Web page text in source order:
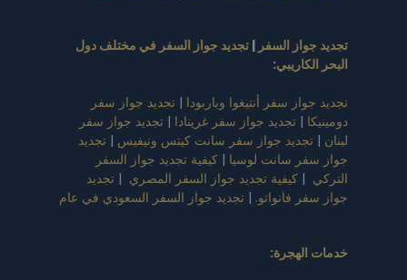
تجديد جواز السفر | تجديد جواز السفر في مختلف دول
البحر الكاريبي:
تجديد جواز سفر أنتيغوا وباربودا | تجديد جواز سفر
دومينيكا | تجديد جواز سفر غرينادا | تجديد جواز سفر
لبنان | تجديد جواز سفر سانت كيتس ونيفيس | تجديد
جواز سفر سانت لوسيا | كيفية تجديد جواز السفر
التركي | كيفية تجديد جواز السفر المصري | تجديد
جواز سفر فانواتو. | تجديد جواز السفر السعودي في عام
خدمات الهجرة: